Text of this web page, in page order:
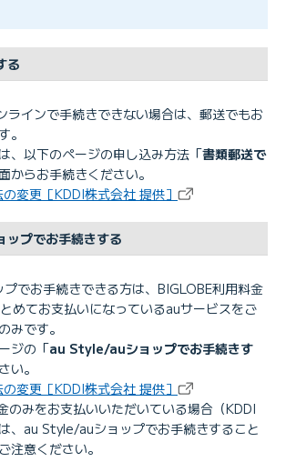
る
ラインで手続きできない場合は、郵送でもお
。
、以下のページの申し込み方法「書類郵送で
からお手続きください。
変更［KDDI株式会社 提供］
プでお手続きする
でお手続きできる方は、BIGLOBE利用料金
めてお支払いになっているauサービスをご
みです。
ジの「au Style/auショップでお手続きす
い。
変更［KDDI株式会社 提供］
のみをお支払いいただいている場合（KDDI
、au Style/auショップでお手続きすること
注意ください。